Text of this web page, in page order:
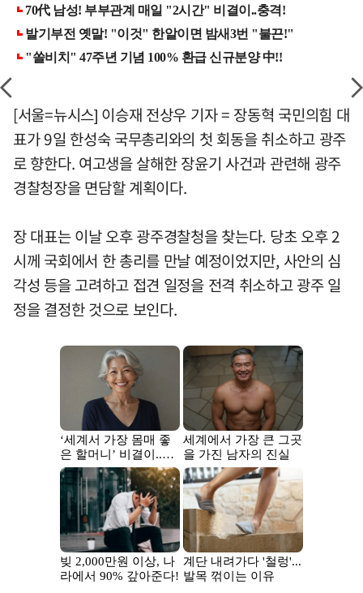
[서울=뉴시스] 이승재 전상우 기자 = 장동혁 국민의힘 대
표가 9일 한성숙 국무총리와의 첫 회동을 취소하고 광주
로 향한다. 여고생을 살해한 장윤기 사건과 관련해 광주
경찰청장을 면담할 계획이다.
장 대표는 이날 오후 광주경찰청을 찾는다. 당초 오후 2
시께 국회에서 한 총리를 만날 예정이었지만, 사안의 심
각성 등을 고려하고 접견 일정을 전격 취소하고 광주 일
정을 결정한 것으로 보인다.